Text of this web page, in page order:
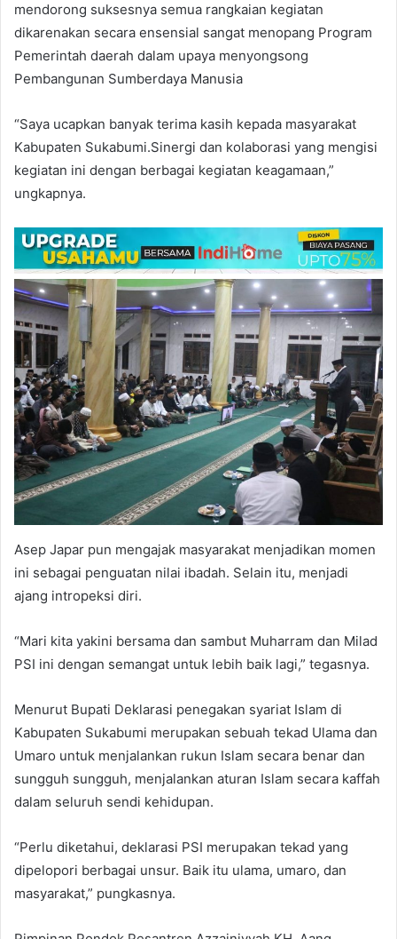
mendorong suksesnya semua rangkaian kegiatan
dikarenakan secara ensensial sangat menopang Program
Pemerintah daerah dalam upaya menyongsong
Pembangunan Sumberdaya Manusia
“Saya ucapkan banyak terima kasih kepada masyarakat
Kabupaten Sukabumi.Sinergi dan kolaborasi yang mengisi
kegiatan ini dengan berbagai kegiatan keagamaan,”
ungkapnya.
Asep Japar pun mengajak masyarakat menjadikan momen
ini sebagai penguatan nilai ibadah. Selain itu, menjadi
ajang intropeksi diri.
“Mari kita yakini bersama dan sambut Muharram dan Milad
PSI ini dengan semangat untuk lebih baik lagi,” tegasnya.
Menurut Bupati Deklarasi penegakan syariat Islam di
Kabupaten Sukabumi merupakan sebuah tekad Ulama dan
Umaro untuk menjalankan rukun Islam secara benar dan
sungguh sungguh, menjalankan aturan Islam secara kaffah
dalam seluruh sendi kehidupan.
“Perlu diketahui, deklarasi PSI merupakan tekad yang
dipelopori berbagai unsur. Baik itu ulama, umaro, dan
masyarakat,” pungkasnya.